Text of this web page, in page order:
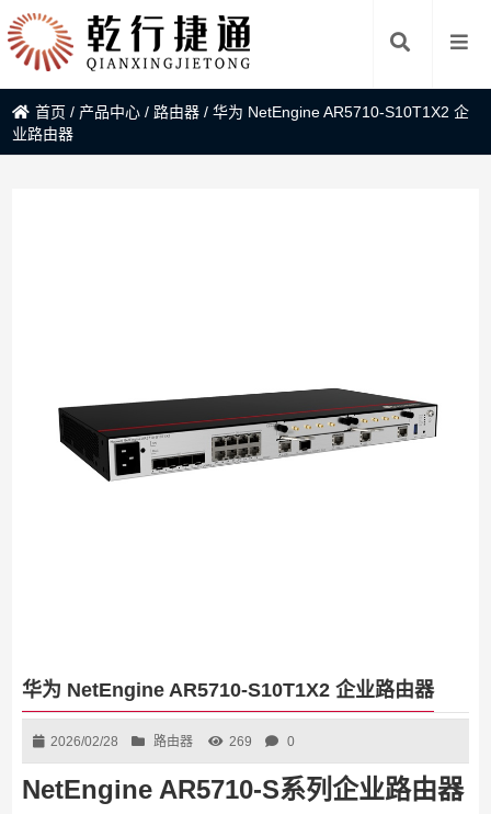
首页 / 产品中心 / 路由器 /华为 NetEngine AR5710-S10T1X2 企
业路由器
华为 NetEngine AR5710-S10T1X2 企业路由器
2026/02/28 路由器 269 0
NetEngine AR5710-S系列企业路由器